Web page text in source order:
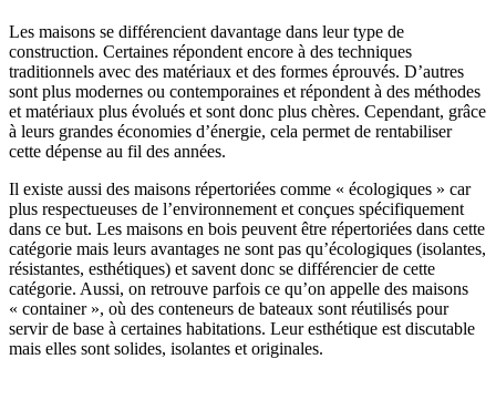
Les maisons se différencient davantage dans leur type de
construction. Certaines répondent encore à des techniques
traditionnels avec des matériaux et des formes éprouvés. D’autres
sont plus modernes ou contemporaines et répondent à des méthodes
et matériaux plus évolués et sont donc plus chères. Cependant, grâce
à leurs grandes économies d’énergie, cela permet de rentabiliser
cette dépense au fil des années.
Il existe aussi des maisons répertoriées comme « écologiques » car
plus respectueuses de l’environnement et conçues spécifiquement
dans ce but. Les maisons en bois peuvent être répertoriées dans cette
catégorie mais leurs avantages ne sont pas qu’écologiques (isolantes,
résistantes, esthétiques) et savent donc se différencier de cette
catégorie. Aussi, on retrouve parfois ce qu’on appelle des maisons
« container », où des conteneurs de bateaux sont réutilisés pour
servir de base à certaines habitations. Leur esthétique est discutable
mais elles sont solides, isolantes et originales.